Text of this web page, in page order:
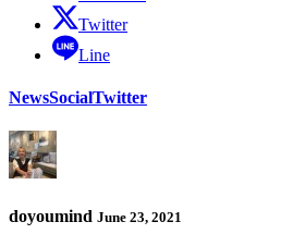
Twitter
Line
NewsSocialTwitter
doyoumind June 23, 2021